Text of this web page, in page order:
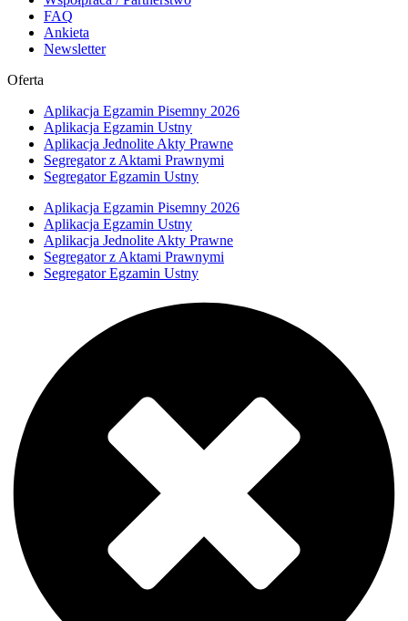
FAQ
Ankieta
Newsletter
Oferta
Aplikacja Egzamin Pisemny 2026
Aplikacja Egzamin Ustny
Aplikacja Jednolite Akty Prawne
Segregator z Aktami Prawnymi
Segregator Egzamin Ustny
Aplikacja Egzamin Pisemny 2026
Aplikacja Egzamin Ustny
Aplikacja Jednolite Akty Prawne
Segregator z Aktami Prawnymi
Segregator Egzamin Ustny